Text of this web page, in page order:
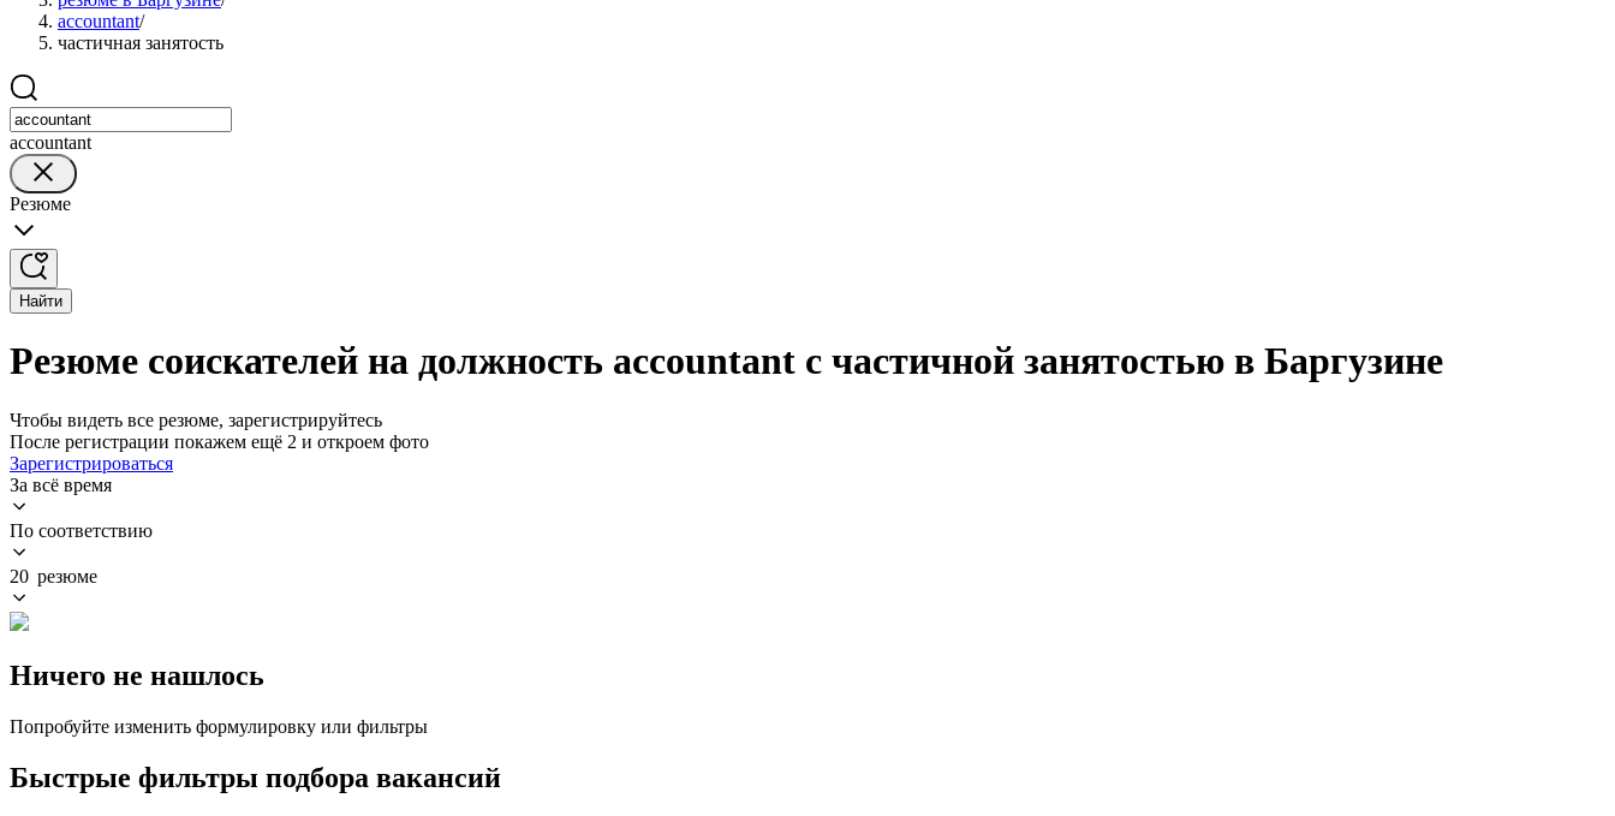
accountant/
частичная занятость
accountant
Резюме
Найти
Резюме соискателей на должность accountant с частичной занятостью в Баргузине
Чтобы видеть все резюме, зарегистрируйтесь
После регистрации покажем ещё 2 и откроем фото
Зарегистрироваться
За всё время
По соответствию
20 резюме
Ничего не нашлось
Попробуйте изменить формулировку или фильтры
Быстрые фильтры подбора вакансий